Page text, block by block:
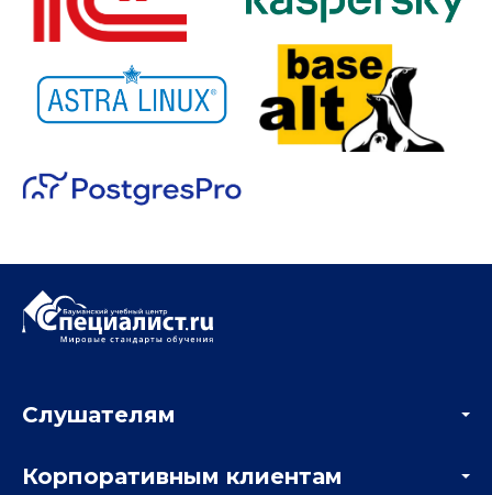
Слушателям
Мастер-классы и вебинары
Корпоративным клиентам